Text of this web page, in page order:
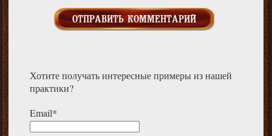
Хотите получать интересные примеры из нашей
практики?
Email*